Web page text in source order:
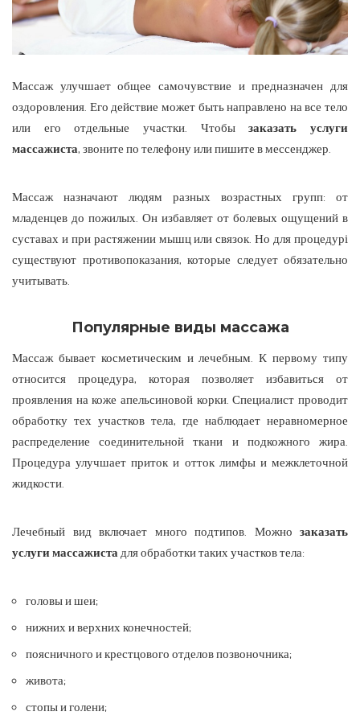
Массаж улучшает общее самочувствие и предназначен для
оздоровления. Его действие может быть направлено на все тело
или его отдельные участки.
Чтобызаказать услуги
массажиста, звоните по телефону или пишите в мессенджер.
Массаж назначают людям разных возрастных групп: от
младенцев до пожилых. Он избавляет от болевых ощущений в
суставах и при растяжении мышц или связок. Но для процедурі
существуют противопоказания, которые следует обязательно
учитывать.
Популярные виды массажа
Массаж бывает косметическим и лечебным. К первому типу
относится процедура, которая позволяет избавиться от
проявления на коже апельсиновой корки. Специалист проводит
обработку тех участков тела, где наблюдает неравномерное
распределение соединительной ткани и подкожного жира.
Процедура улучшает приток и отток лимфы и межклеточной
жидкости.
Лечебный вид включает много подтипов. Можно заказать
услуги массажистадля обработки таких участков тела:
головы и шеи;
нижних и верхних конечностей;
поясничного и крестцового отделов позвоночника;
живота;
стопы и голени;